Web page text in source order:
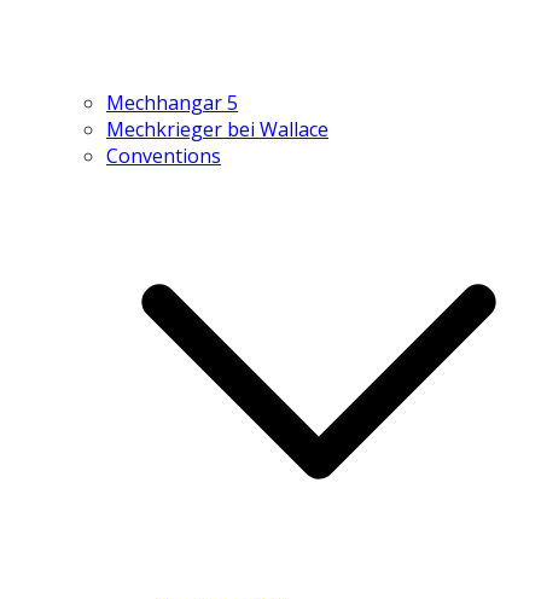
Mechhangar 5
Mechkrieger bei Wallace
Conventions